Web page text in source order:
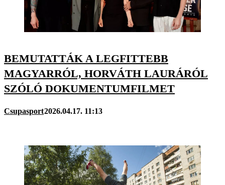
BEMUTATTÁK A LEGFITTEBB
MAGYARRÓL, HORVÁTH LAURÁRÓL
SZÓLÓ DOKUMENTUMFILMET
Csupasport2026.04.17. 11:13